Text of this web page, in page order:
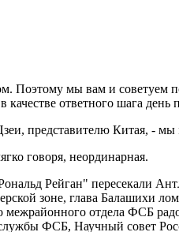
мы вам и советуем
качестве ответного шага
представителю Китая, - мы
говоря, неординарная.
Рейган" пересекали
зоне, глава Балашихи
межрайонного отдела ФСБ
службы ФСБ, Научный